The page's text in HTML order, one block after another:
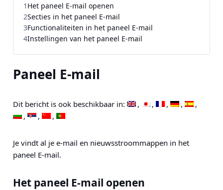
Paneel E-mail
Dit bericht is ook beschikbaar in:
Je vindt al je e-mail en nieuwsstroommappen in het
paneel E-mail.
Het paneel E-mail openen
1 Het paneel E-mail openen
2Secties in het paneel E-mail
3Functionaliteiten in het paneel E-mail
4Instellingen van het paneel E-mail